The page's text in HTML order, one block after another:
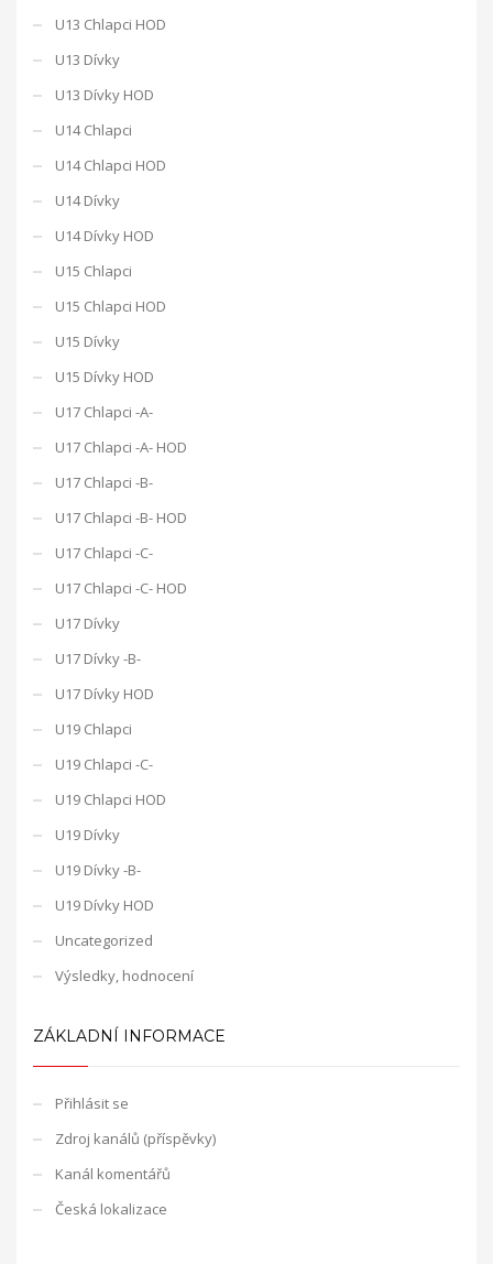
U13 Chlapci HOD
U13 Dívky
U13 Dívky HOD
U14 Chlapci
U14 Chlapci HOD
U14 Dívky
U14 Dívky HOD
U15 Chlapci
U15 Chlapci HOD
U15 Dívky
U15 Dívky HOD
U17 Chlapci -A-
U17 Chlapci -A- HOD
U17 Chlapci -B-
U17 Chlapci -B- HOD
U17 Chlapci -C-
U17 Chlapci -C- HOD
U17 Dívky
U17 Dívky -B-
U17 Dívky HOD
U19 Chlapci
U19 Chlapci -C-
U19 Chlapci HOD
U19 Dívky
U19 Dívky -B-
U19 Dívky HOD
Uncategorized
Výsledky, hodnocení
ZÁKLADNÍ INFORMACE
Přihlásit se
Zdroj kanálů (příspěvky)
Kanál komentářů
Česká lokalizace